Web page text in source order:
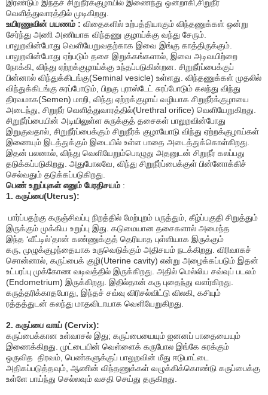
இரண்டும் இந்தச் சிறுநீர்க்குழாயில் இணைந்து ஒன்றாகி,சிறுநீர்
வெளித்துவாரத்தில் முடிகிறது.
உயிரணுவின் பயணம் : விதைகளில் உற்பத்தியாகும் விந்தணுக்கள் ஒன்று
சேர்ந்து அணி அணியாக விந்தணு குழாய்க்கு வந்து சேரும்.
பாலுறவின்போது வெளியேறுவதற்காக இவை இங்கு காத்திருக்கும்.
பாலுறவின்போது ஏற்படும் தசை இறுக்கங்களால், இவை அடிவயிற்றை
நோக்கி, விந்து ஏற்றக்குழாய்க்கு உந்தப்படுகின்றன. சிறுநீர்ப்பைக்குப்
பின்னால் விந்துக்கிடங்கு(Seminal vesicle) உள்ளது. விந்தணுக்கள் முதலில்
விந்துக்கிடங்கு சுரப்போடும், பிறகு புராஸ்டேட் சுரப்போடும் கலந்து விந்து
திரவமாக(Semen) மாறி, விந்து ஏற்றக்குழாய் வழியாக சிறுநீர்க்குழாயை
அடைந்து, சிறுநீர் வெளித்துவாரத்தில்(Urethral orifice) வெளியேறுகிறது.
சிறுநீர்ப்பையின் அடியிலுள்ள சுருக்குத் தசைகள் பாலுறவின்போது
இறுகுவதால், சிறுநீர்ப்பைக்கும் சிறுநீர்க் குழாயோடு விந்து ஏற்றக்குழாய்கள்
இணையும் இடத்துக்கும் இடையில் உள்ள பாதை அடைத்துக்கொள்கிறது.
இதன் பலனால், விந்து வெளியேறும்பொழுது அதனுடன் சிறுநீர் கலப்பது
தடுக்கப்படுகிறது. அதுபோலவே, விந்து சிறுநீர்ப்பைக்குள் பின்னோக்கிச்
செல்வதும் தடுக்கப்படுகிறது.
பெண் உறுப்புகள் எனும் பேரதிசயம் :
1. கருப்பை(Uterus):
பார்ப்பதற்கு கருஞ்சிவப்பு நிறத்தில் மேற்புறம் பருத்தும், கீழ்ப்பகுதி சிறுத்தும்
இருக்கும் முக்கிய உறுப்பு இது. கடுமையான தசைகளால் அமைந்த
இந்த ‘வீட்டில்’தான் கண்ணுக்குத் தெரியாத புள்ளியாக இருக்கும்
கரு, முழுக்குழந்தையாக உருவெடுக்கும் அதிசயம் நடக்கிறது. விரிவாகச்
சொன்னால், கருப்பைக் குழி(Uterine cavity) என்று அழைக்கப்படும் இதன்
உட்பரப்பு முக்கோண வடிவத்தில் இருக்கிறது. அதில் மெல்லிய சவ்வுப் படலம்
(Endometrium) இருக்கிறது. இதில்தான் கரு புதைந்து வளர்கிறது.
கருத்தரிக்காதபோது, இந்தச் சவ்வு விரிசல்விட்டு விலகி, கசியும்
ரத்தத்துடன் கலந்து மாதவிடாயாக வெளியேறுகிறது.
2. கருப்பை வாய் (Cervix):
கருப்பைக்கான உள்வாசல் இது; கருப்பையையும் ஐனனப் பாதையையும்
இணைக்கிறது. முட்டையின் வெள்ளைக் கருபோல இங்கே சுரக்கும்
ஒருவித திரவம், பெண்களுக்குப் பாலுறவின் மீது ஈடுபாட்டை
அதிகப்படுத்தவும், ஆணின் விந்தணுக்கள் வழுக்கிக்கொண்டு கருப்பைக்கு
உள்ளே பாய்ந்து செல்லவும் வசதி செய்து தருகிறது.